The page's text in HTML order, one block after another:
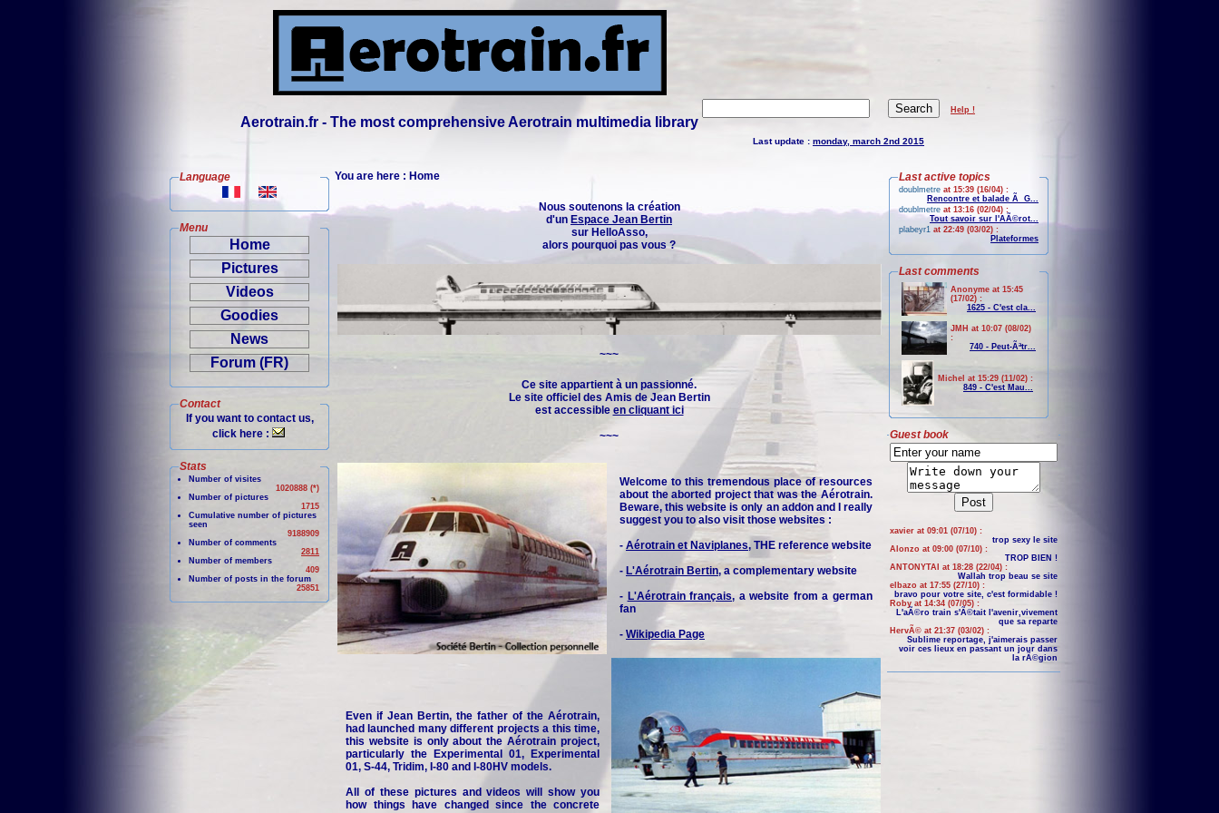
Aerotrain.fr - The most comprehensive Aerotrain multimedia library
Help !
Last update : monday, march 2nd 2015
Language
Menu
Home
Pictures
Videos
Goodies
News
Forum (FR)
Contact
If you want to contact us,
click here :
Stats
Number of visites
1020888 (*)
Number of pictures
1715
Cumulative number of pictures
seen
9188909
Number of comments
2811
Number of members
409
Number of posts in the forum
25851
You are here : Home
Nous soutenons la création
d'un Espace Jean Bertin
sur HelloAsso,
alors pourquoi pas vous ?
~~~
Ce site appartient à un passionné.
Le site officiel des Amis de Jean Bertin
est accessible en cliquant ici
~~~
Welcome to this tremendous place of resources
about the aborted project that was the Aérotrain.
Beware, this website is only an addon and I really
suggest you to also visit those websites :
- Aérotrain et Naviplanes, THE reference website
- L'Aérotrain Bertin, a complementary website
- L'Aérotrain français, a website from a german
fan
- Wikipedia Page
Even if Jean Bertin, the father of the Aérotrain,
had launched many different projects a this time,
this website is only about the Aérotrain project,
particularly the Experimental 01, Experimental
01, S-44, Tridim, I-80 and I-80HV models.
All of these pictures and videos will show you
how things have changed since the concrete
Last active topics
doublmetre at 15:39 (16/04) :
Rencontre et balade Ã G...
doublmetre at 13:16 (02/04) :
Tout savoir sur l'AÃ©rot...
plabeyr1 at 22:49 (03/02) :
Plateformes
Last comments
Anonyme at 15:45
(17/02) :
1625 - C'est cla...
JMH at 10:07 (08/02)
:
740 - Peut-Ãªtr...
Michel at 15:29 (11/02) :
849 - C'est Mau...
Guest book
xavier at 09:01 (07/10) :
trop sexy le site
Alonzo at 09:00 (07/10) :
TROP BIEN !
ANTONYTAI at 18:28 (22/04) :
Wallah trop beau se site
elbazo at 17:55 (27/10) :
bravo pour votre site, c'est formidable !
Roby at 14:34 (07/05) :
L'aÃ©ro train s'Ã©tait l'avenir,vivement
que sa reparte
HervÃ© at 21:37 (03/02) :
Sublime reportage, j'aimerais passer
voir ces lieux en passant un jour dans
la rÃ©gion